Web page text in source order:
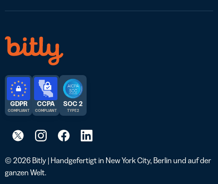
© 2026 Bitly | Handgefertigt in New York City, Berlin und auf der
ganzen Welt.
GDPR
COMPLIANT
CCPA
COMPLIANT
SOC 2
TYPE 2